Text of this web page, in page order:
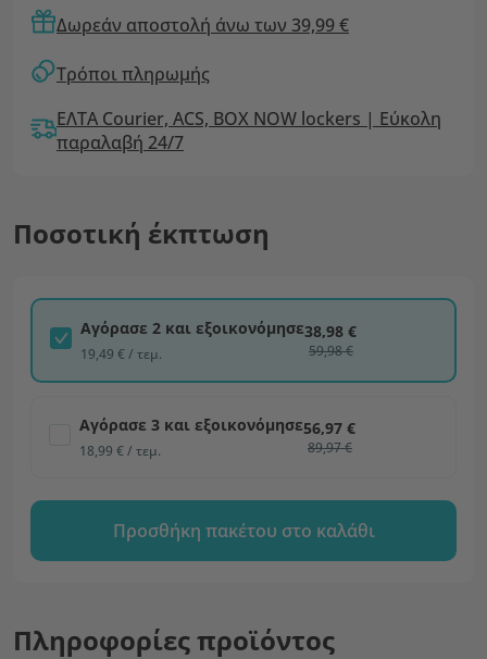
Δωρεάν αποστολή άνω των 39,99 €
Τρόποι πληρωμής
ΕΛΤΑ Courier, ACS, BOX NOW lockers | Εύκολη
παραλαβή 24/7
Ποσοτική έκπτωση
Αγόρασε 2 και εξοικονόμησε
19,49 € / τεμ.
38,98 €
59,98 €
Αγόρασε 3 και εξοικονόμησε
18,99 € / τεμ.
56,97 €
89,97 €
Προσθήκη πακέτου στο καλάθι
Πληροφορίες προϊόντος